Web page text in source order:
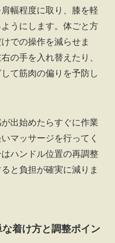
幅程度に取り、膝を軽
うにします。体ごと方
での操作を減らせま
の手を入れ替えたり、
て筋肉の偏りを予防し
出始めたらすぐに作業
マッサージを行ってく
ハンドル位置の再調整
と負担が確実に減りま
着け方と調整ポイン